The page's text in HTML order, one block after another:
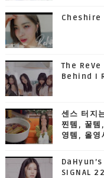
Cheshire
The
Behind I
센스 터지
찐템, 꿀템
영템, 올영
SIGNAL